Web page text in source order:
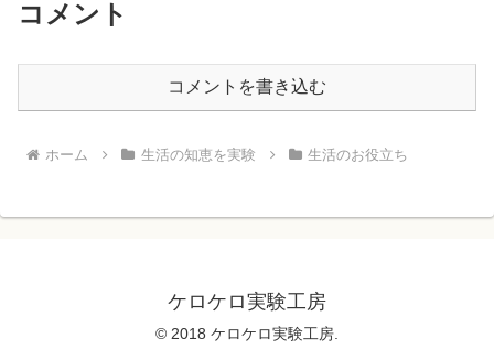
コメント
コメントを書き込む
ホーム 生活の知恵を実験 生活のお役立ち
ケロケロ実験工房
© 2018 ケロケロ実験工房.